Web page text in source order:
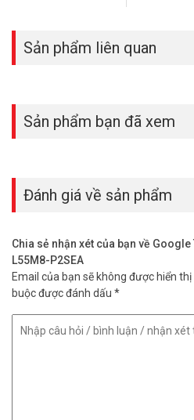
Công nghệ âm thanh
– Hệ thống 2 loa, tổng công suất 20W.
– Công nghệ Dolby Audio giả lập
âm để người nghe được thưởng
thanh mạnh mẽ, lôi cuốn hơn.
– Công nghệ DTS-X, DTS Virtual:X
chiều lan tỏa rộng, cho cảm giác âm
Sản phẩm liên quan
Sản phẩm bạn đã xem
Đánh giá về sản phẩm
Chia sẻ nhận xét của bạn về
L55M8-P2SEA
Email của bạn sẽ không được hiển thị
buộc được đánh dấu *